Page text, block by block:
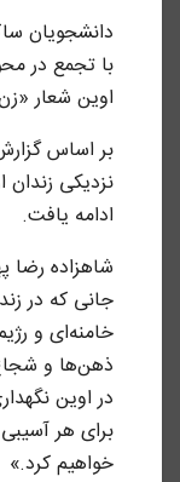
دانشجویان
با تجمع در
اوین شعار
بر اساس
ادامه یافت.
شاهزاده رضا
جانی که در
خامنه‌ای و
ذهن‌ها و
در اوین
برای هر
خواهیم کرد.»